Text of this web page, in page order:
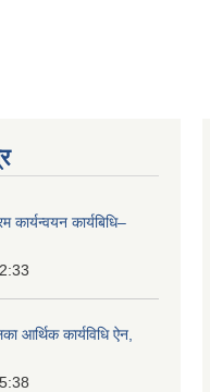
कार्यन्वयन कार्यबिधि–
आर्थिक कार्यविधि ऐन,